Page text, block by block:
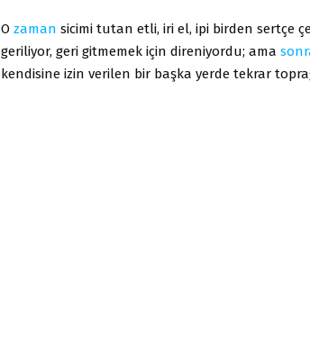
O zaman sicimi tutan etli, iri el, ipi birden sertçe
geriliyor, geri gitmemek için direniyordu; ama
kendisine izin verilen bir başka yerde tekrar